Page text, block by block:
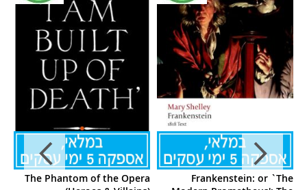
The Phantom of the Opera
Frankenstein: or `The